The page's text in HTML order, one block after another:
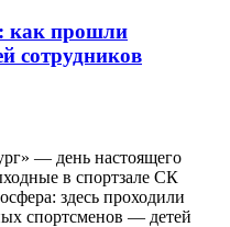
как прошли
сотрудников
— день настоящего
в спортзале СК
здесь проходили
спортсменов — детей